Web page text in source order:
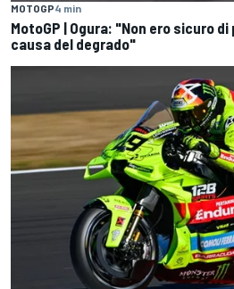
MOTOGP4 min
MotoGP | Ogura: "Non ero sicuro
causa del degrado"